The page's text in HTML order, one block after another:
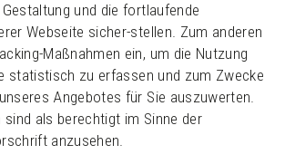
und die fortlaufende
Webseite sicher-stellen. Zum anderen
Maßnahmen ein, um die Nutzung
statistisch zu erfassen und zum Zwecke
Angebotes für Sie auszuwerten.
sind als berechtigt im Sinne der
anzusehen.